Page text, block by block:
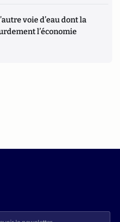
voie d’eau dont la
l’économie